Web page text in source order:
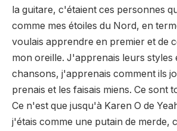
la guitare, c'étaient ces personnes
comme mes étoiles du Nord, en
voulais apprendre en premier et de
mon oreille. J'apprenais leurs styles
chansons, j'apprenais comment ils
prenais et les faisais miens. Ce sont
Ce n'est que jusqu'à Karen O de
j'étais comme une putain de merde,